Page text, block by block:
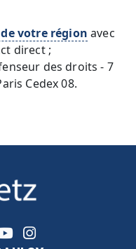
votre région avec
direct ;
des droits - 7
Cedex 08.